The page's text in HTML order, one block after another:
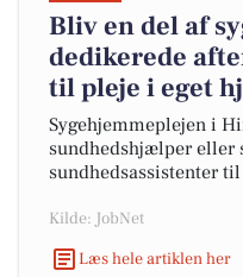
Bliv en del af
dedikerede
til pleje i eget
Sygehjemmeplejen i
sundhedshjælper eller
sundhedsassistenter
Kilde: JobNet
Læs hele artiklen her